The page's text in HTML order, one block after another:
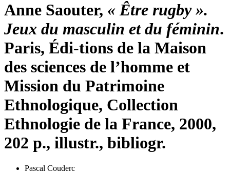
Anne Saouter, « Être rugby ».
Jeux du masculin et du féminin.
Paris, Édi-tions de la Maison
des sciences de l’homme et
Mission du Patrimoine
Ethnologique, Collection
Ethnologie de la France, 2000,
202 p., illustr., bibliogr.
Pascal Couderc